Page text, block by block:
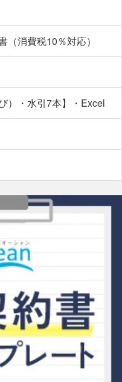
消費税10％対応）
）・水引7本】・Excel